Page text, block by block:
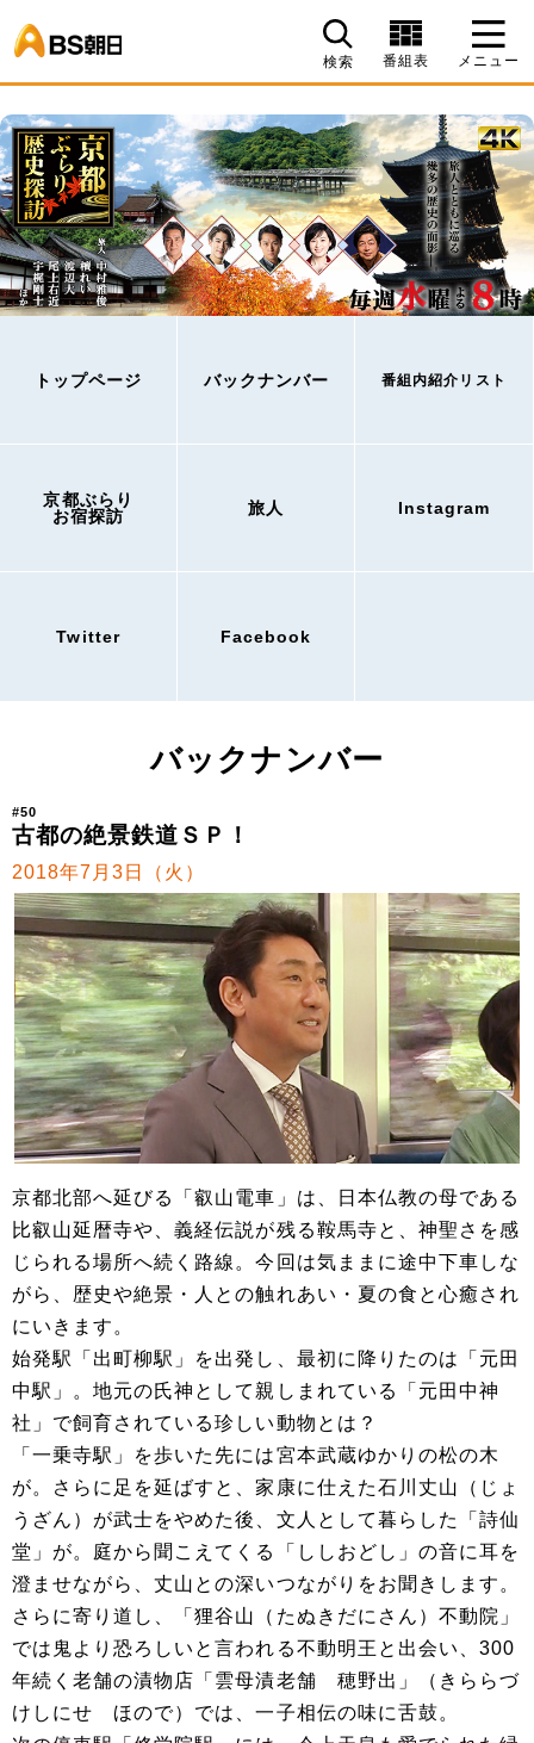
検索 番組表 メニュー
トップページ バックナンバー 番組内紹介リスト
京都ぶらり
お宿探訪
旅人 Instagram
Twitter Facebook
バックナンバー
#50
古都の絶景鉄道ＳＰ！
2018年7月3日（火）
京都北部へ延びる「叡山電車」は、日本仏教の母である
比叡山延暦寺や、義経伝説が残る鞍馬寺と、神聖さを感
じられる場所へ続く路線。今回は気ままに途中下車しな
がら、歴史や絶景・人との触れあい・夏の食と心癒され
にいきます。
始発駅「出町柳駅」を出発し、最初に降りたのは「元田
中駅」。地元の氏神として親しまれている「元田中神
社」で飼育されている珍しい動物とは？
「一乗寺駅」を歩いた先には宮本武蔵ゆかりの松の木
が。さらに足を延ばすと、家康に仕えた石川丈山（じょ
うざん）が武士をやめた後、文人として暮らした「詩仙
堂」が。庭から聞こえてくる「ししおどし」の音に耳を
澄ませながら、丈山との深いつながりをお聞きします。
さらに寄り道し、「狸谷山（たぬきだにさん）不動院」
では鬼より恐ろしいと言われる不動明王と出会い、300
年続く老舗の漬物店「雲母漬老舗 穂野出」（きららづ
けしにせ ほので）では、一子相伝の味に舌鼓。